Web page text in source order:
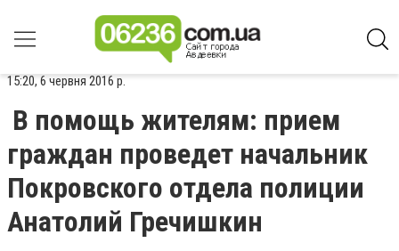
15:20, 6 червня 2016 р.
В помощь жителям: прием
граждан проведет начальник
Покровского отдела полиции
Анатолий Гречишкин